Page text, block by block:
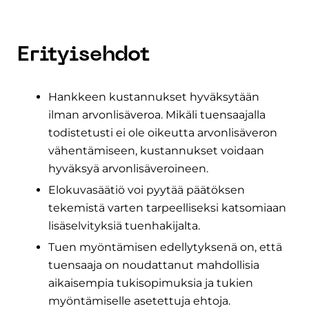
Erityisehdot
Hankkeen kustannukset hyväksytään
ilman arvonlisäveroa. Mikäli tuensaajalla
todistetusti ei ole oikeutta arvonlisäveron
vähentämiseen, kustannukset voidaan
hyväksyä arvonlisäveroineen.
Elokuvasäätiö voi pyytää päätöksen
tekemistä varten tarpeelliseksi katsomiaan
lisäselvityksiä tuenhakijalta.
Tuen myöntämisen edellytyksenä on, että
tuensaaja on noudattanut mahdollisia
aikaisempia tukisopimuksia ja tukien
myöntämiselle asetettuja ehtoja.